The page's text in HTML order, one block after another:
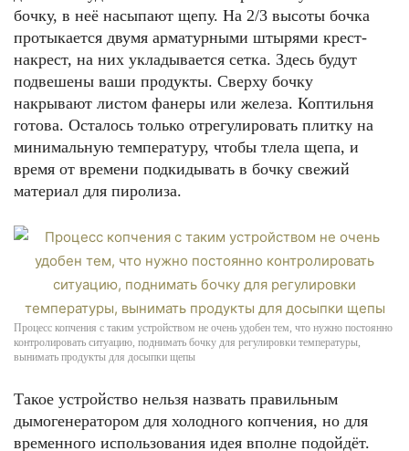
бочку, в неё насыпают щепу. На 2/3 высоты бочка
протыкается двумя арматурными штырями крест-
накрест, на них укладывается сетка. Здесь будут
подвешены ваши продукты. Сверху бочку
накрывают листом фанеры или железа. Коптильня
готова. Осталось только отрегулировать плитку на
минимальную температуру, чтобы тлела щепа, и
время от времени подкидывать в бочку свежий
материал для пиролиза.
Процесс копчения с таким устройством не очень удобен тем, что нужно постоянно
контролировать ситуацию, поднимать бочку для регулировки температуры,
вынимать продукты для досыпки щепы
Такое устройство нельзя назвать правильным
дымогенератором для холодного копчения, но для
временного использования идея вполне подойдёт.